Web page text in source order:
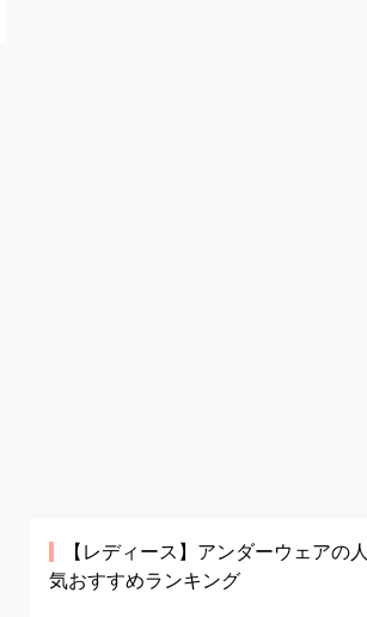
【レディース】 アンダーウェアの人
気おすすめランキング